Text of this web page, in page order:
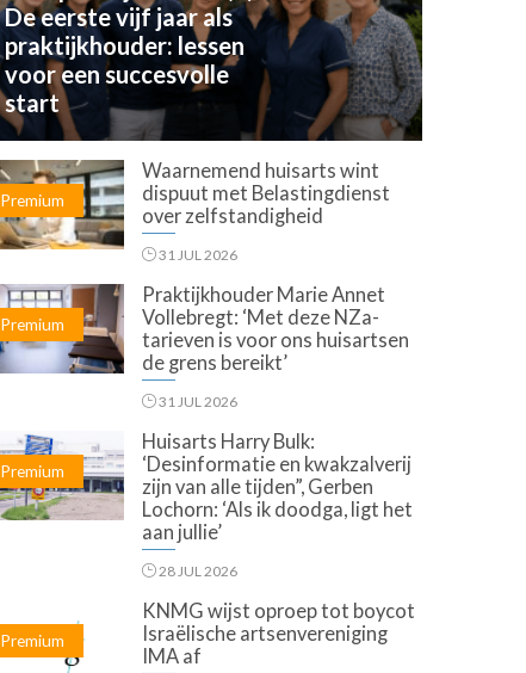
De eerste vijf jaar als
praktijkhouder: lessen
voor een succesvolle
start
Premium
Waarnemend huisarts wint
dispuut met Belastingdienst
over zelfstandigheid
31 JUL 2026
Premium
Praktijkhouder Marie Annet
Vollebregt: ‘Met deze NZa-
tarieven is voor ons huisartsen
de grens bereikt’
31 JUL 2026
Premium
Huisarts Harry Bulk:
‘Desinformatie en kwakzalverij
zijn van alle tijden”, Gerben
Lochorn: ‘Als ik doodga, ligt het
aan jullie’
28 JUL 2026
Premium
KNMG wijst oproep tot boycot
Israëlische artsenvereniging
IMA af